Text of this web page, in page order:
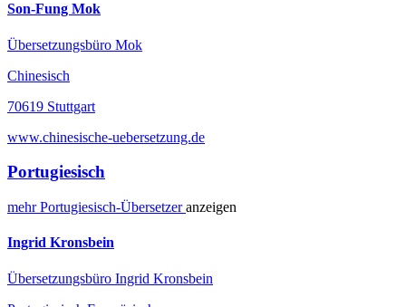
Son-Fung Mok
Übersetzungsbüro Mok
Chinesisch
70619 Stuttgart
www.chinesische-uebersetzung.de
Portugiesisch
mehrPortugiesisch-Übersetzeranzeigen
Ingrid Kronsbein
Übersetzungsbüro Ingrid Kronsbein